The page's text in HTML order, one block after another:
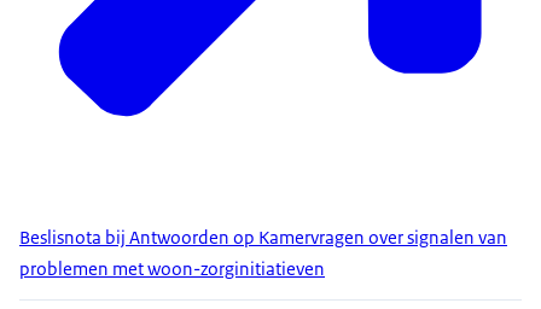
Beslisnota bij Antwoorden op Kamervragen over signalen van
problemen met woon-zorginitiatieven